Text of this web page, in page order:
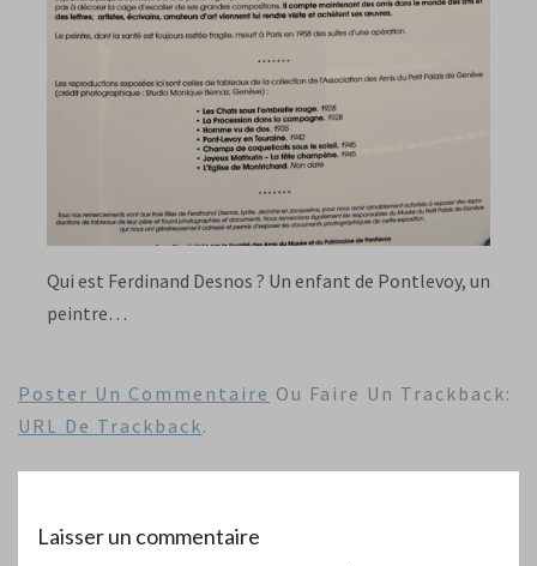
Qui est Ferdinand Desnos ? Un enfant de Pontlevoy, un
peintre…
Poster Un Commentaire Ou Faire Un Trackback:
URL De Trackback.
Laisser un commentaire